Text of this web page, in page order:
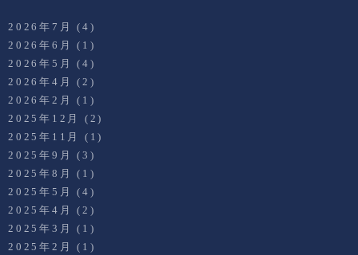
2026年7月
(4)
2026年6月
(1)
2026年5月
(4)
2026年4月
(2)
2026年2月
(1)
2025年12月
(2)
2025年11月
(1)
2025年9月
(3)
2025年8月
(1)
2025年5月
(4)
2025年4月
(2)
2025年3月
(1)
2025年2月
(1)